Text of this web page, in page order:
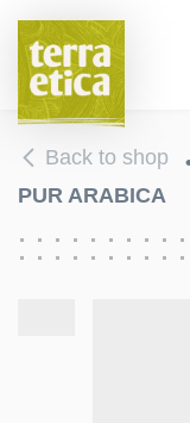
Skip to main content
Back to shop
PUR ARABICA